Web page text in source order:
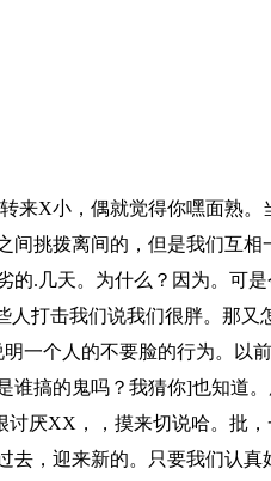
X小，偶就觉得你嘿面熟。
间挑拨离间的，但是我们互
的.几天。为什么？因为。可
人打击我们说我们很胖。那
一个人的不要脸的行为。以
谁搞的鬼吗？我猜你]也知道
讨厌XX，，摸来切说哈。批
去，迎来新的。只要我们认